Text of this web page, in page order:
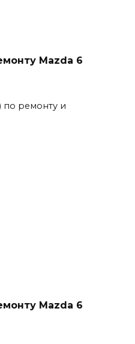
Mazda 6
по ремонту и
Mazda 6